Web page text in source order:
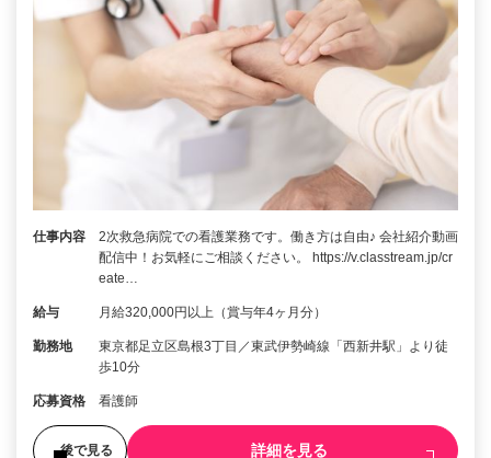
仕事内容
2次救急病院での看護業務です。働き方は自由♪ 会社紹介動画
配信中！お気軽にご相談ください。 https://v.classtream.jp/cr
eate…
給与 月給320,000円以上（賞与年4ヶ月分）
勤務地
東京都足立区島根3丁目／東武伊勢崎線「西新井駅」より徒
歩10分
応募資格 看護師
後で見る 詳細を見る